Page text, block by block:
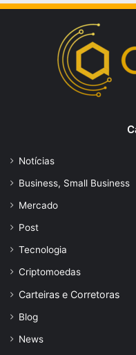
Notícias
Business, Small Business
Mercado
Post
Tecnologia
Criptomoedas
Carteiras e Corretoras
Blog
News